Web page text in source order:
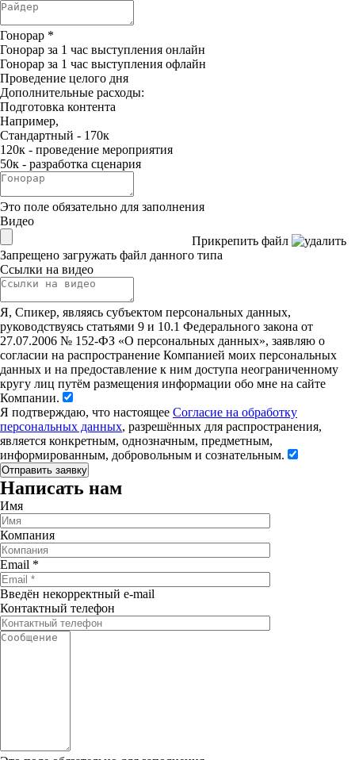
Гонорар *
Гонорар за 1 час выступления онлайн
Гонорар за 1 час выступления офлайн
Проведение целого дня
Дополнительные расходы:
Подготовка контента
Например,
Стандартный - 170к
120к - проведение мероприятия
50к - разработка сценария
Это поле обязательно для заполнения
Видео
Прикрепить файл
Запрещено загружать файл данного типа
Ссылки на видео
Я, Спикер, являясь субъектом персональных данных,
руководствуясь статьями 9 и 10.1 Федерального закона от
27.07.2006 № 152-ФЗ «О персональных данных», заявляю о
согласии на распространение Компанией моих персональных
данных и на предоставление к ним доступа неограниченному
кругу лиц путём размещения информации обо мне на сайте
Компании.
Я подтверждаю, что настоящее Согласие на обработку
персональных данных, разрешённых для распространения,
является конкретным, однозначным, предметным,
информированным, добровольным и сознательным.
Написать нам
Имя
Компания
Email *
Введён некорректный e-mail
Контактный телефон